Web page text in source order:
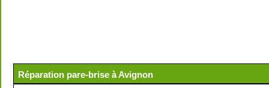
Réparation pare-brise à Avignon